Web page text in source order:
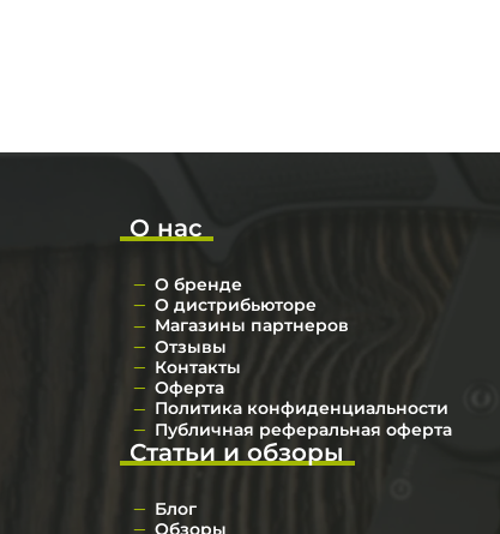
О нас
О бренде
О дистрибьюторе
Магазины партнеров
Отзывы
Контакты
Оферта
Политика конфиденциальности
Публичная реферальная оферта
Статьи и обзоры
Блог
Обзоры